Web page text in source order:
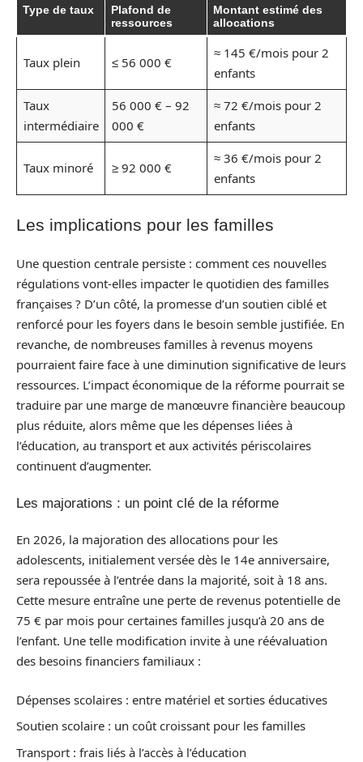
Type de taux
Plafond de
ressources
Montant estimé des
allocations
Taux plein ≤ 56 000 €
≈ 145 €/mois pour 2
enfants
Taux
intermédiaire
56 000 € – 92
000 €
≈ 72 €/mois pour 2
enfants
Taux minoré ≥ 92 000 €
≈ 36 €/mois pour 2
enfants
Les implications pour les familles
Une question centrale persiste : comment ces nouvelles
régulations vont-elles impacter le quotidien des familles
françaises ? D’un côté, la promesse d’un soutien ciblé et
renforcé pour les foyers dans le besoin semble justifiée. En
revanche, de nombreuses familles à revenus moyens
pourraient faire face à une diminution significative de leurs
ressources. L’impact économique de la réforme pourrait se
traduire par une marge de manœuvre financière beaucoup
plus réduite, alors même que les dépenses liées à
l’éducation, au transport et aux activités périscolaires
continuent d’augmenter.
Les majorations : un point clé de la réforme
En 2026, la majoration des allocations pour les
adolescents, initialement versée dès le 14e anniversaire,
sera repoussée à l’entrée dans la majorité, soit à 18 ans.
Cette mesure entraîne une perte de revenus potentielle de
75 € par mois pour certaines familles jusqu’à 20 ans de
l’enfant. Une telle modification invite à une réévaluation
des besoins financiers familiaux :
Dépenses scolaires : entre matériel et sorties éducatives
Soutien scolaire : un coût croissant pour les familles
Transport : frais liés à l’accès à l’éducation